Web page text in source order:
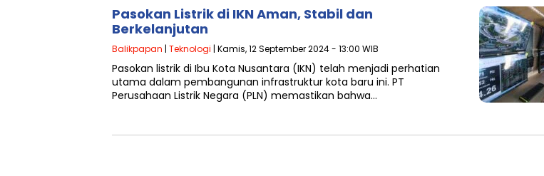
Pasokan Listrik di IKN Aman, Stabil dan
Berkelanjutan
Balikpapan | Teknologi | Kamis, 12 September 2024 - 13:00 WIB
Pasokan listrik di Ibu Kota Nusantara (IKN) telah menjadi perhatian
utama dalam pembangunan infrastruktur kota baru ini. PT
Perusahaan Listrik Negara (PLN) memastikan bahwa…